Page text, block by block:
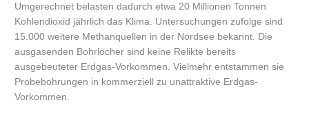
Umgerechnet belasten dadurch etwa 20 Millionen Tonnen
Kohlendioxid jährlich das Klima. Untersuchungen zufolge sind
15.000 weitere Methanquellen in der Nordsee bekannt. Die
ausgasenden Bohrlöcher sind keine Relikte bereits
ausgebeuteter Erdgas-Vorkommen. Vielmehr entstammen sie
Probebohrungen in kommerziell zu unattraktive Erdgas-
Vorkommen.